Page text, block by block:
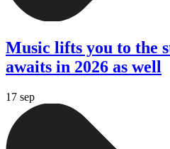
Music lifts you to the
awaits in 2026 as well
17 sep